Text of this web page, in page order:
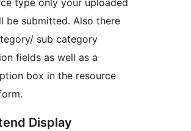
type only your uploaded
be submitted. Also there
sub category
fields as well as a
box in the resource
Display